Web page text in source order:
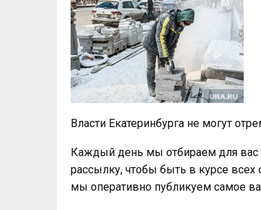
Власти Екатеринбурга не могут
Каждый день мы отбираем для вас
рассылку, чтобы быть в курсе всех
мы оперативно публикуем самое